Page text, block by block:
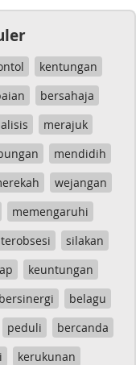
kentungan
bersahaja
merajuk
mendidih
wejangan
memengaruhi
terobsesi
silakan
keuntungan
bersinergi
belagu
peduli
bercanda
kerukunan